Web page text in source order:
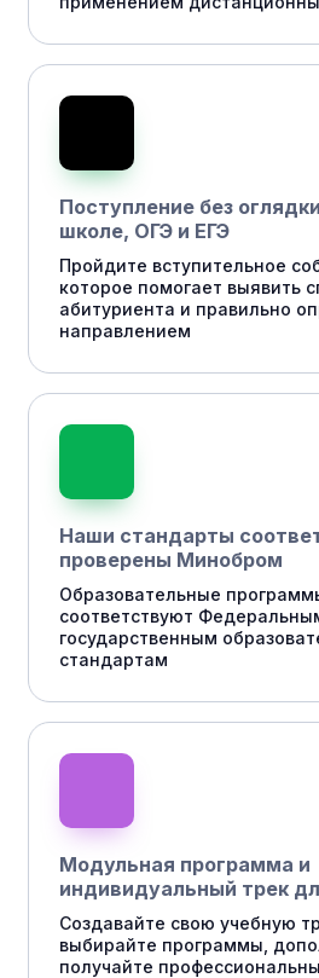
Поступление без
школе, ОГЭ и ЕГЭ
Пройдите вступительное
которое помогает выявить
абитуриента и правильно
направлением
Наши стандарты
проверены Минобром
Образовательные
соответствуют
государственным
стандартам
Модульная программа и
индивидуальный трек
Создавайте свою учебную
выбирайте программы,
получайте